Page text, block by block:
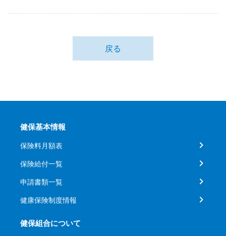
戻る
健保基本情報
保険料月額表
保険給付一覧
申請書類一覧
健康保険制度情報
健保組合について